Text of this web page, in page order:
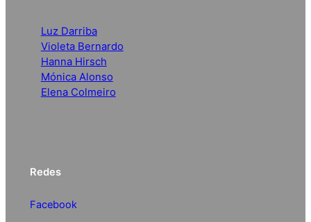
Luz Darriba
Violeta Bernardo
Hanna Hirsch
Mónica Alonso
Elena Colmeiro
Redes
Facebook